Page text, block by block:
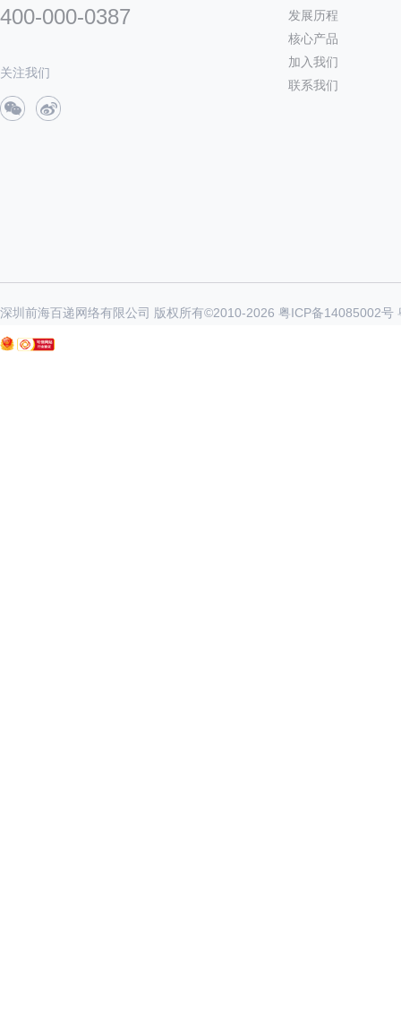
400-000-0387
关注我们
发展历程
核心产品
加入我们
联系我们
深圳前海百递网络有限公司 版权所有©2010-2026 粤ICP备14085002号